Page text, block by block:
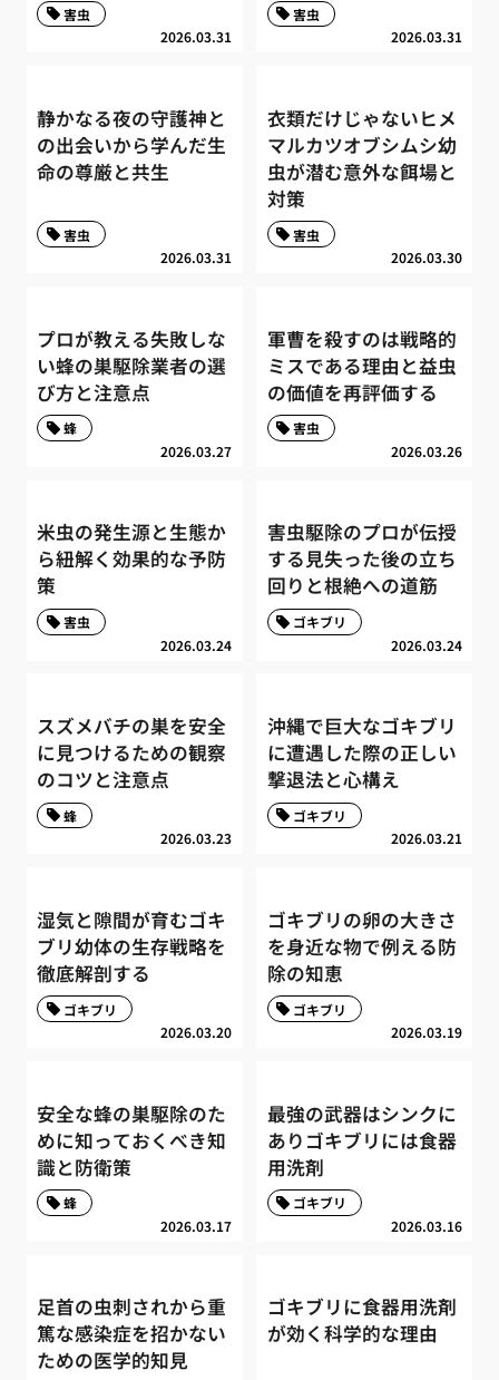
2026.03.31
害虫
2026.03.31
害虫
静かなる夜の守護神と
の出会いから学んだ生
命の尊厳と共生
2026.03.31
害虫
衣類だけじゃないヒメ
マルカツオブシムシ幼
虫が潜む意外な餌場と
対策
2026.03.30
害虫
プロが教える失敗しな
い蜂の巣駆除業者の選
び方と注意点
2026.03.27
蜂
軍曹を殺すのは戦略的
ミスである理由と益虫
の価値を再評価する
2026.03.26
害虫
米虫の発生源と生態か
ら紐解く効果的な予防
策
2026.03.24
害虫
害虫駆除のプロが伝授
する見失った後の立ち
回りと根絶への道筋
2026.03.24
ゴキブリ
スズメバチの巣を安全
に見つけるための観察
のコツと注意点
2026.03.23
蜂
沖縄で巨大なゴキブリ
に遭遇した際の正しい
撃退法と心構え
2026.03.21
ゴキブリ
湿気と隙間が育むゴキ
ブリ幼体の生存戦略を
徹底解剖する
2026.03.20
ゴキブリ
ゴキブリの卵の大きさ
を身近な物で例える防
除の知恵
2026.03.19
ゴキブリ
安全な蜂の巣駆除のた
めに知っておくべき知
識と防衛策
2026.03.17
蜂
最強の武器はシンクに
ありゴキブリには食器
用洗剤
2026.03.16
ゴキブリ
足首の虫刺されから重
篤な感染症を招かない
ための医学的知見
ゴキブリに食器用洗剤
が効く科学的な理由